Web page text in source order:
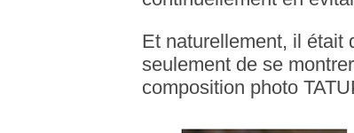
Et naturellement, il était
seulement de se
composition photo